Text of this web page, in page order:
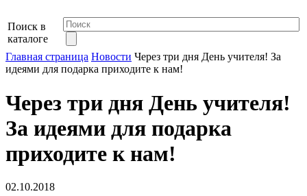
Поиск в
каталоге
Главная страница Новости Через три дня День учителя! За
идеями для подарка приходите к нам!
Через три дня День учителя!
За идеями для подарка
приходите к нам!
02.10.2018